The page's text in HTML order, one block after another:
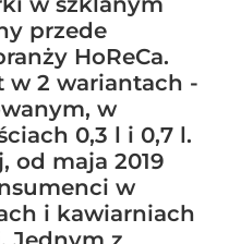
przede
HoReCa.
w 2 wariantach -
w
0,3 l i 0,7 l.
od maja 2019
w
i kawiarniach